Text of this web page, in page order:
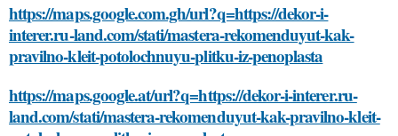
https://maps.google.com.gh/url?q=https://dekor-i-
interer.ru-land.com/stati/mastera-rekomenduyut-kak-
pravilno-kleit-potolochnuyu-plitku-iz-penoplasta
https://maps.google.at/url?q=https://dekor-i-interer.ru-
land.com/stati/mastera-rekomenduyut-kak-pravilno-kleit-